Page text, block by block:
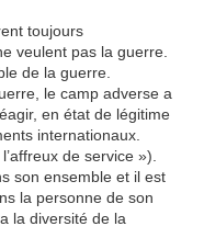
toujours
veulent pas la guerre.
de la guerre.
le camp adverse a
en état de légitime
internationaux.
de service »).
son ensemble et il est
la personne de son
la diversité de la